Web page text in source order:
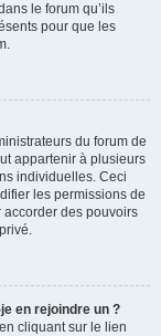
le forum qu’ils
pour que les
du forum de
appartenir à plusieurs
individuelles. Ceci
les permissions de
des pouvoirs
en rejoindre un ?
cliquant sur le lien